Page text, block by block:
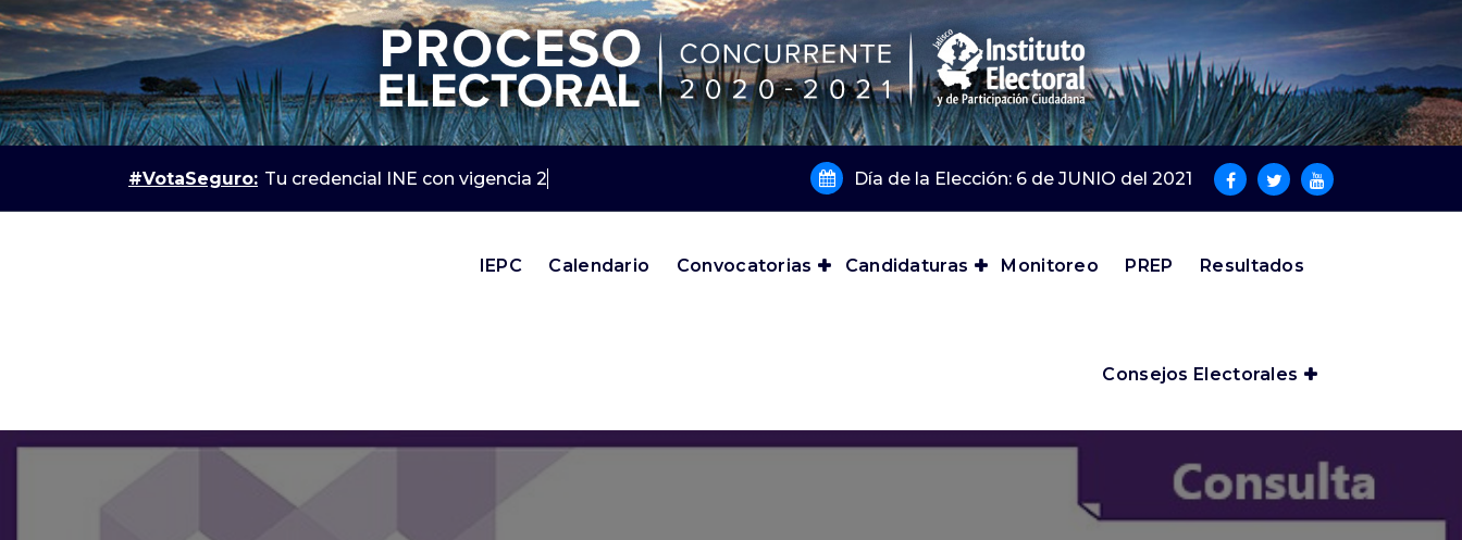
#VotaSeguro: Tu credencial INE con vigencia 2019 y 20 Día de la Elección: 6 de JUNIO del 2021
IEPC Calendario Convocatorias Candidaturas Monitoreo PREP Resultados
Consejos Electorales